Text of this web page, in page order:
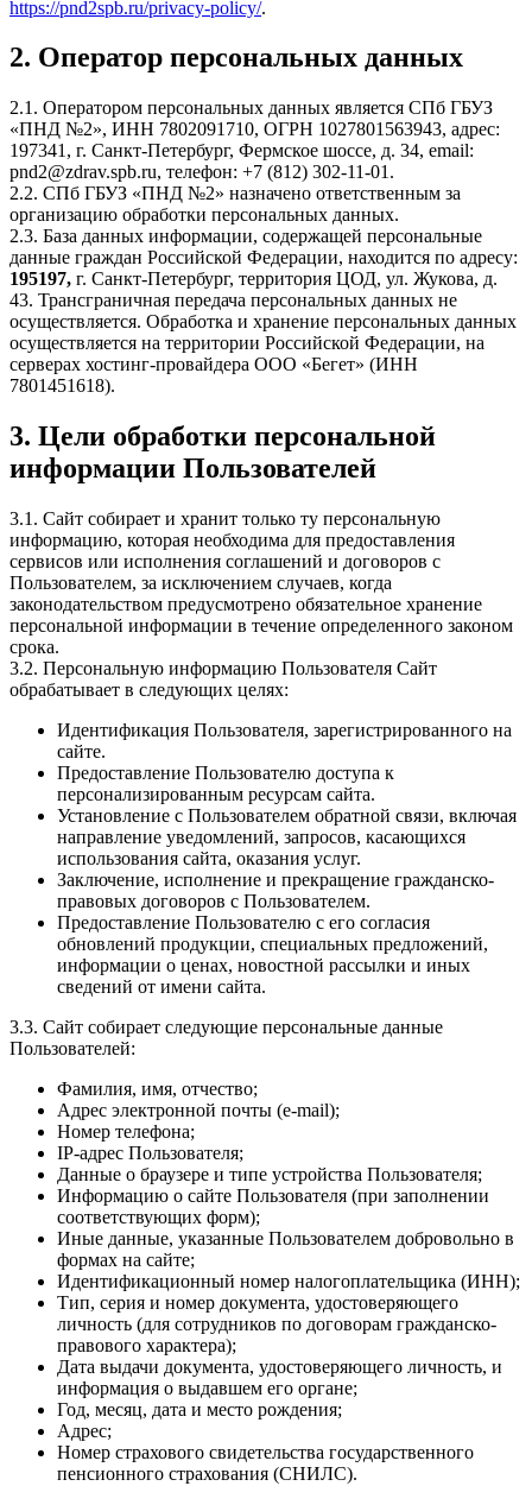
https://pnd2spb.ru/privacy-policy/.
2. Оператор персональных данных
2.1. Оператором персональных данных является СПб ГБУЗ
«ПНД №2», ИНН 7802091710, ОГРН 1027801563943, адрес:
197341, г. Санкт-Петербург, Фермское шоссе, д. 34, email:
pnd2@zdrav.spb.ru, телефон: +7 (812) 302-11-01.
2.2. СПб ГБУЗ «ПНД №2» назначено ответственным за
организацию обработки персональных данных.
2.3. База данных информации, содержащей персональные
данные граждан Российской Федерации, находится по адресу:
195197, г. Санкт-Петербург, территория ЦОД, ул. Жукова, д.
43. Трансграничная передача персональных данных не
осуществляется. Обработка и хранение персональных данных
осуществляется на территории Российской Федерации, на
серверах хостинг-провайдера ООО «Бегет» (ИНН
7801451618).
3. Цели обработки персональной
информации Пользователей
3.1. Сайт собирает и хранит только ту персональную
информацию, которая необходима для предоставления
сервисов или исполнения соглашений и договоров с
Пользователем, за исключением случаев, когда
законодательством предусмотрено обязательное хранение
персональной информации в течение определенного законом
срока.
3.2. Персональную информацию Пользователя Сайт
обрабатывает в следующих целях:
Идентификация Пользователя, зарегистрированного на
сайте.
Предоставление Пользователю доступа к
персонализированным ресурсам сайта.
Установление с Пользователем обратной связи, включая
направление уведомлений, запросов, касающихся
использования сайта, оказания услуг.
Заключение, исполнение и прекращение гражданско-
правовых договоров с Пользователем.
Предоставление Пользователю с его согласия
обновлений продукции, специальных предложений,
информации о ценах, новостной рассылки и иных
сведений от имени сайта.
3.3. Сайт собирает следующие персональные данные
Пользователей:
Фамилия, имя, отчество;
Адрес электронной почты (e-mail);
Номер телефона;
IP-адрес Пользователя;
Данные о браузере и типе устройства Пользователя;
Информацию о сайте Пользователя (при заполнении
соответствующих форм);
Иные данные, указанные Пользователем добровольно в
формах на сайте;
Идентификационный номер налогоплательщика (ИНН);
Тип, серия и номер документа, удостоверяющего
личность (для сотрудников по договорам гражданско-
правового характера);
Дата выдачи документа, удостоверяющего личность, и
информация о выдавшем его органе;
Год, месяц, дата и место рождения;
Адрес;
Номер страхового свидетельства государственного
пенсионного страхования (СНИЛС).